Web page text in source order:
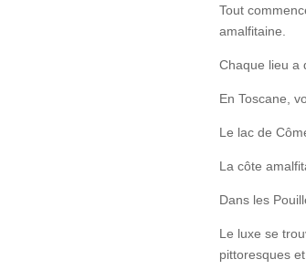
Tout
amalfitaine.
Chaque lieu a
En Toscane,
Le lac de
La côte
Dans les
Le luxe se
pittoresques